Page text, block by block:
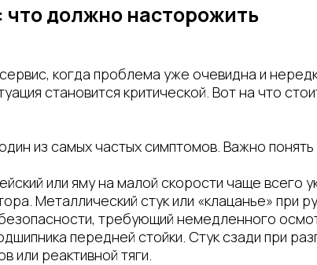
что должно насторожить
когда проблема уже очевидна и
становится критической. Вот на что
из самых частых симптомов. Важно
или яму на малой скорости чаще всего
Металлический стук или «клацанье» при
требующий немедленного
передней стойки. Стук сзади при
или реактивной тяги.